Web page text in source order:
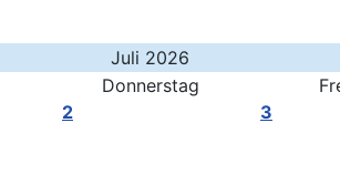
Juli 2026
Donnerstag
2 3